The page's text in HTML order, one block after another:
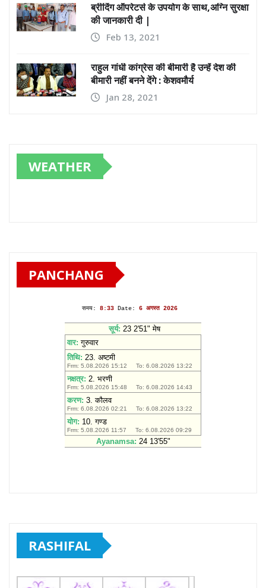
ब्रीदिंग ऑपरेटर्स के उपयोग के साथ,अग्नि सुरक्षा
की जानकारी दी |
Feb 13, 2021
राहुल गांधी कांग्रेस की बीमारी है उन्हें देश की
बीमारी नहीं बनने देंगे : केशवमौर्य
Jan 28, 2021
WEATHER
PANCHANG
RASHIFAL